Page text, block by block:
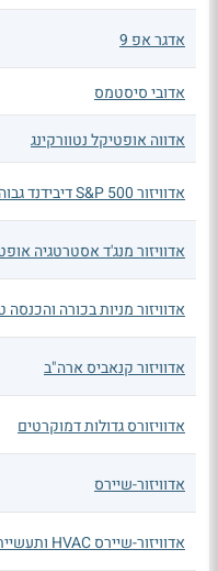
אדגר אפ 9
אדובי סיסטמס
אדווה אופטיקל נטוורקינג
אדוויזור S&P 500 דיבידנד גבוה ערך
אדוויזור מנג'ד אסטרטגיה
אדוויזור מניות בכורה
אדוויזור קנאביס ארה"ב
אדוויזורס גדולות דמוקרטים
אדוויזור-שיירס
אדוויזור-שיירס HVAC ותעשייתי